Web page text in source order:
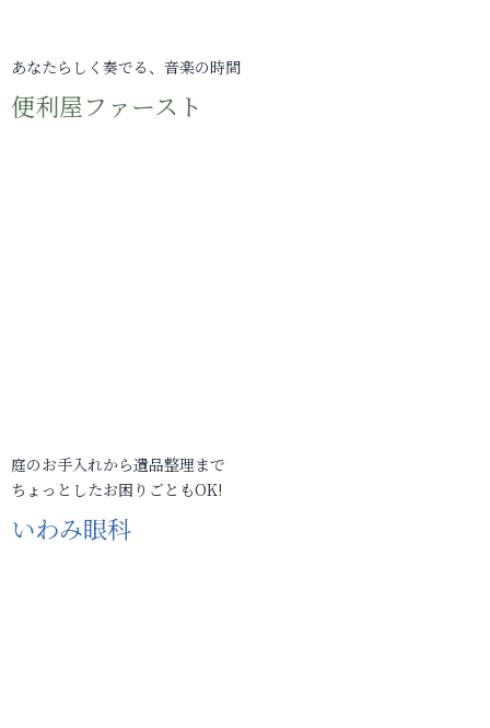
あなたらしく奏でる、音楽の時間
便利屋ファースト
庭のお手入れから遺品整理まで
ちょっとしたお困りごともOK!
いわみ眼科